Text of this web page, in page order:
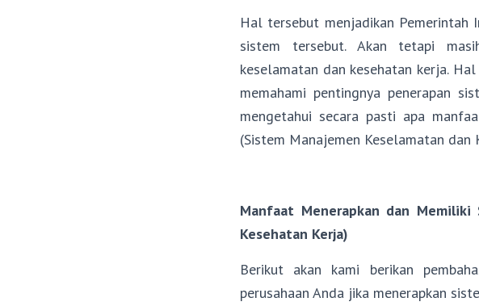
Hal tersebut menjadikan Pemerintah
sistem tersebut. Akan tetapi
keselamatan dan kesehatan kerja.
memahami pentingnya penerapan
mengetahui secara pasti apa
(Sistem Manajemen Keselamatan dan
Manfaat Menerapkan dan Memiliki
Kesehatan Kerja)
Berikut akan kami berikan
perusahaan Anda jika menerapkan